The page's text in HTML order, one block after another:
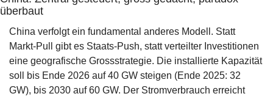
überbaut
China verfolgt ein fundamental anderes Modell. Statt
Markt-Pull gibt es Staats-Push, statt verteilter Investitionen
eine geografische Grossstrategie. Die installierte Kapazität
soll bis Ende 2026 auf 40 GW steigen (Ende 2025: 32
GW), bis 2030 auf 60 GW. Der Stromverbrauch erreicht